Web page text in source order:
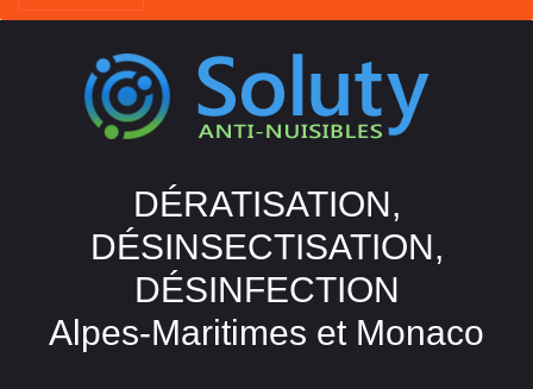
DÉRATISATION,
DÉSINSECTISATION,
DÉSINFECTION
Alpes-Maritimes et Monaco